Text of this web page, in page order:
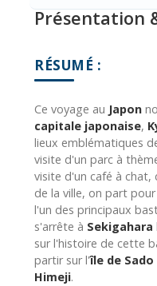
Présentation
RÉSUMÉ :
Ce voyage au Japon
capitale japonaise,
lieux emblématiques
visite d'un parc à
visite d'un café à chat,
de la ville, on part pour
l'un des principaux
s'arrête à Sekigahara
sur l'histoire de cette
partir sur l'île de Sado
Himeji.